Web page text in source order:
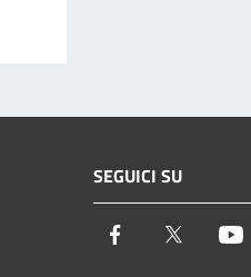
SEGUICI SU
Facebook Twitter